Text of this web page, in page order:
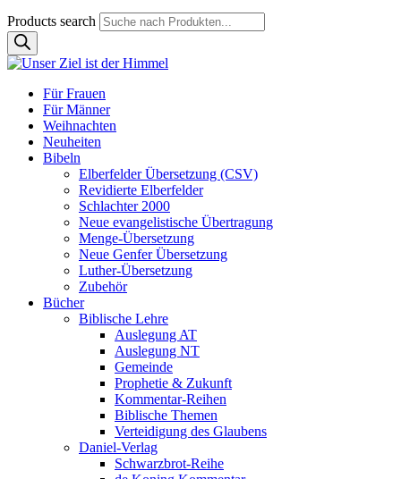
Products search
Für Frauen
Für Männer
Weihnachten
Neuheiten
Bibeln
Elberfelder Übersetzung (CSV)
Revidierte Elberfelder
Schlachter 2000
Neue evangelistische Übertragung
Menge-Übersetzung
Neue Genfer Übersetzung
Luther-Übersetzung
Zubehör
Bücher
Biblische Lehre
Auslegung AT
Auslegung NT
Gemeinde
Prophetie & Zukunft
Kommentar-Reihen
Biblische Themen
Verteidigung des Glaubens
Daniel-Verlag
Schwarzbrot-Reihe